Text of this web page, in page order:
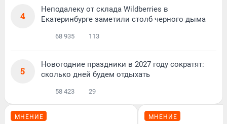
4
Неподалеку от склада Wildberries в
Екатеринбурге заметили столб черного дыма
68 935 113
5
Новогодние праздники в 2027 году сократят:
сколько дней будем отдыхать
58 423 29
МНЕНИЕ МНЕНИЕ